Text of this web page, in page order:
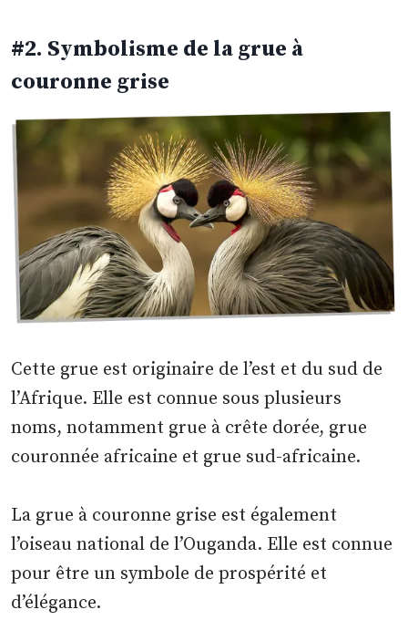
#2. Symbolisme de la grue à
couronne grise
Cette grue est originaire de l’est et du sud de
l’Afrique. Elle est connue sous plusieurs
noms, notamment grue à crête dorée, grue
couronnée africaine et grue sud-africaine.
La grue à couronne grise est également
l’oiseau national de l’Ouganda. Elle est connue
pour être un symbole de prospérité et
d’élégance.